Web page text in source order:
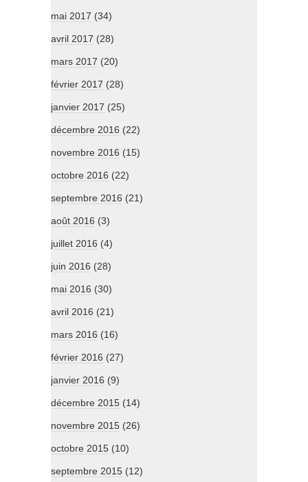
mai 2017 (34)
avril 2017 (28)
mars 2017 (20)
février 2017 (28)
janvier 2017 (25)
décembre 2016 (22)
novembre 2016 (15)
octobre 2016 (22)
septembre 2016 (21)
août 2016 (3)
juillet 2016 (4)
juin 2016 (28)
mai 2016 (30)
avril 2016 (21)
mars 2016 (16)
février 2016 (27)
janvier 2016 (9)
décembre 2015 (14)
novembre 2015 (26)
octobre 2015 (10)
septembre 2015 (12)